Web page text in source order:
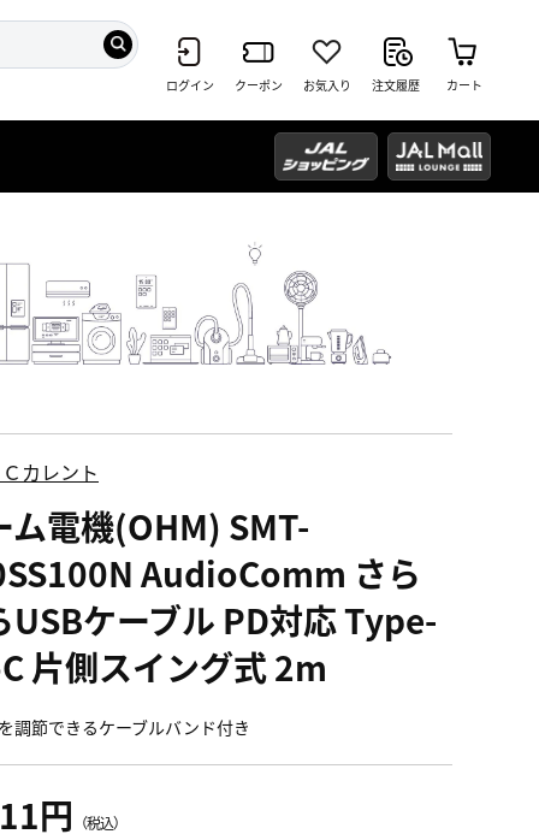
ログイン クーポン お気入り 注文履歴 カート
カレント
ム電機(OHM) SMT-
AudioComm さら
USBケーブル PD対応 Type-
片側スイング式 2m
調節できるケーブルバンド付き
円 （税込）